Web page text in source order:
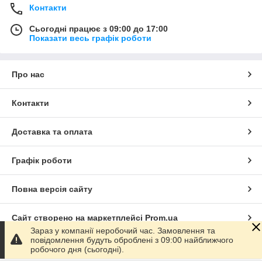
Контакти
Сьогодні працює з 09:00 до 17:00
Показати весь графік роботи
Про нас
Контакти
Доставка та оплата
Графік роботи
Повна версія сайту
Сайт створено на маркетплейсі Prom.ua
Політика конфіденційності
Зараз у компанії неробочий час. Замовлення та
повідомлення будуть оброблені з 09:00 найближчого
робочого дня (сьогодні).